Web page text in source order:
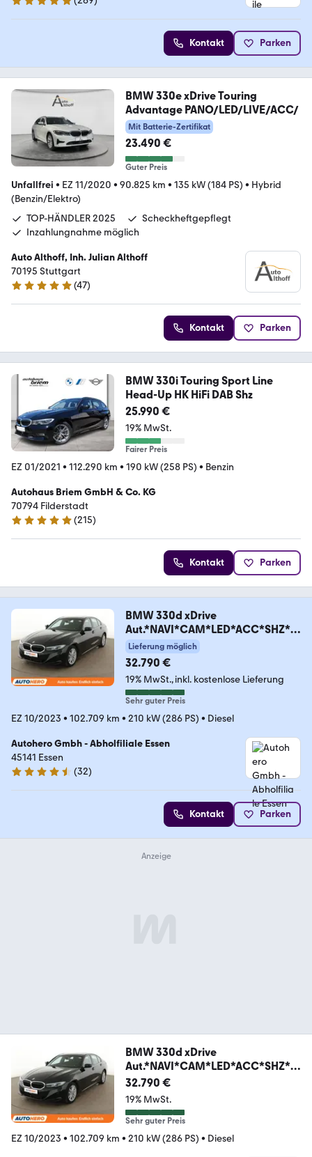
4.9 Sterne
Kontakt Parken
BMW 330e xDrive Touring
Advantage PANO/LED/LIVE/ACC/
Mit Batterie-Zertifikat
23.490 €
Guter Preis
Unfallfrei • EZ 11/2020 • 90.825 km • 135 kW (184 PS) • Hybrid
(Benzin/Elektro)
TOP-HÄNDLER 2025
Scheckheftgepflegt
Inzahlungnahme möglich
Auto Althoff, Inh. Julian Althoff
70195 Stuttgart
4.8 Sterne
(47)
Kontakt Parken
BMW 330i Touring Sport Line
Head-Up HK HiFi DAB Shz
25.990 €
19% MwSt.
Fairer Preis
EZ 01/2021 • 112.290 km • 190 kW (258 PS) • Benzin
Autohaus Briem GmbH & Co. KG
70794 Filderstadt
4.9 Sterne
(215)
Kontakt Parken
BMW 330d xDrive
Aut.*NAVI*CAM*LED*ACC*SHZ*A
LU*
Lieferung möglich
32.790 €
19% MwSt. inkl. kostenlose Lieferung
Sehr guter Preis
EZ 10/2023 • 102.709 km • 210 kW (286 PS) • Diesel
Autohero Gmbh - Abholfiliale Essen
45141 Essen
4.7 Sterne
(32)
Kontakt Parken
BMW 330d xDrive
Aut.*NAVI*CAM*LED*ACC*SHZ*A
LU*
32.790 €
19% MwSt.
Sehr guter Preis
EZ 10/2023 • 102.709 km • 210 kW (286 PS) • Diesel